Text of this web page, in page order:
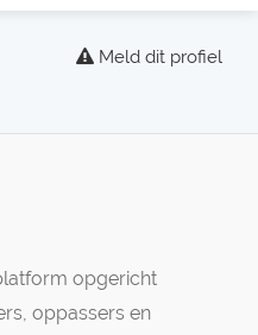
Meld dit profiel
opgericht
oppassers en